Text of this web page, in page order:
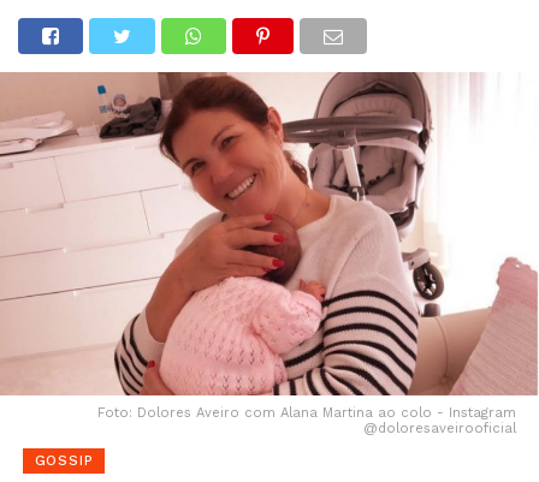
Foto: Dolores Aveiro com Alana Martina ao colo - Instagram
@doloresaveirooficial
GOSSIP